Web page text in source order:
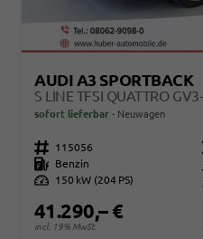
AUDI A3 SPORTBACK
sofort lieferbar Neuwagen
Fahrzeugnr. 115056
Kraftstoff
Benzin
Leistung
150 kW (204 PS)
41.290,– €
incl. 19% MwSt.